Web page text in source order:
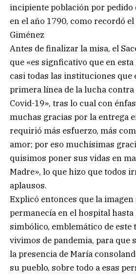
incipiente población por pedido
en el año 1790, como recordó
Giménez
Antes de finalizar la misa, el
que «es signficativo que en
casi todas las instituciones que
primera línea de la lucha contra
Covid-19», tras lo cual con
muchas gracias por la entrega
requirió más esfuerzo, más
amor; por eso muchísimas
quisimos poner sus vidas en
Madre», lo que hizo que todos
aplausos.
Explicó entonces que la imagen
permanecía en el hospital
simbólico, emblemático de este
vivimos de pandemia, para que
la presencia de María
su pueblo, sobre todo a esas